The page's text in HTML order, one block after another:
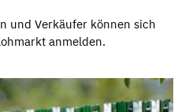
und Verkäufer können sich
anmelden.